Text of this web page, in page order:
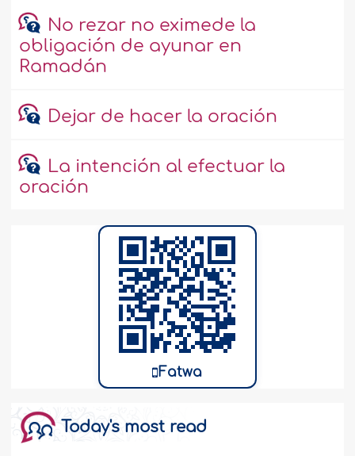
No rezar no eximede la
obligación de ayunar en
Ramadán
Dejar de hacer la oración
La intención al efectuar la
oración
Fatwa
Today's most read